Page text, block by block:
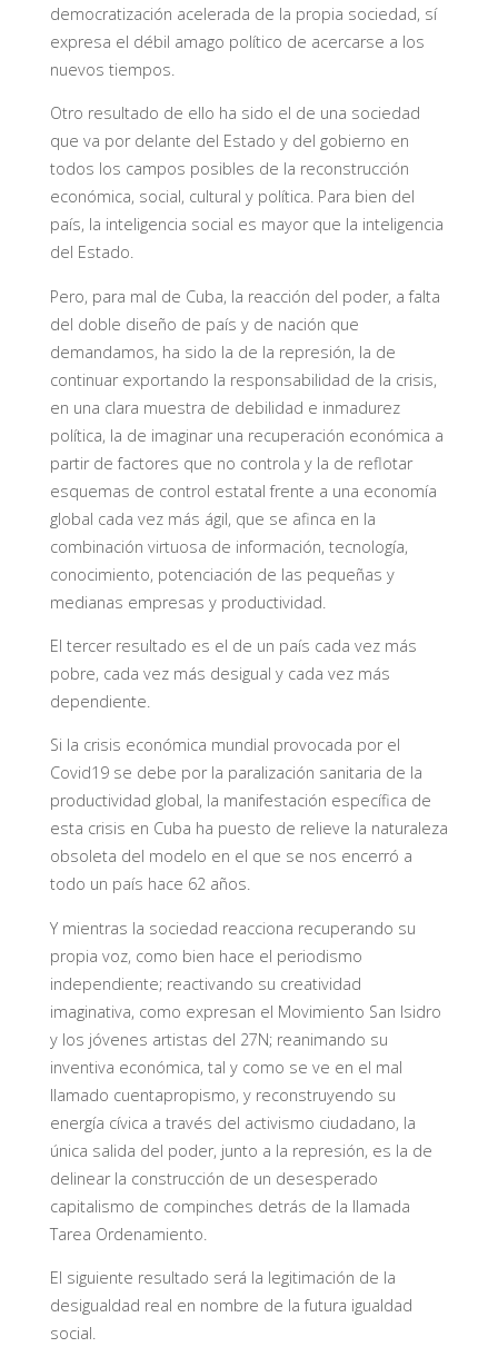
democratización acelerada de la propia sociedad, sí
expresa el débil amago político de acercarse a los
nuevos tiempos.
Otro resultado de ello ha sido el de una sociedad
que va por delante del Estado y del gobierno en
todos los campos posibles de la reconstrucción
económica, social, cultural y política. Para bien del
país, la inteligencia social es mayor que la inteligencia
del Estado.
Pero, para mal de Cuba, la reacción del poder, a falta
del doble diseño de país y de nación que
demandamos, ha sido la de la represión, la de
continuar exportando la responsabilidad de la crisis,
en una clara muestra de debilidad e inmadurez
política, la de imaginar una recuperación económica a
partir de factores que no controla y la de reflotar
esquemas de control estatal frente a una economía
global cada vez más ágil, que se afinca en la
combinación virtuosa de información, tecnología,
conocimiento, potenciación de las pequeñas y
medianas empresas y productividad.
El tercer resultado es el de un país cada vez más
pobre, cada vez más desigual y cada vez más
dependiente.
Si la crisis económica mundial provocada por el
Covid19 se debe por la paralización sanitaria de la
productividad global, la manifestación específica de
esta crisis en Cuba ha puesto de relieve la naturaleza
obsoleta del modelo en el que se nos encerró a
todo un país hace 62 años.
Y mientras la sociedad reacciona recuperando su
propia voz, como bien hace el periodismo
independiente; reactivando su creatividad
imaginativa, como expresan el Movimiento San Isidro
y los jóvenes artistas del 27N; reanimando su
inventiva económica, tal y como se ve en el mal
llamado cuentapropismo, y reconstruyendo su
energía cívica a través del activismo ciudadano, la
única salida del poder, junto a la represión, es la de
delinear la construcción de un desesperado
capitalismo de compinches detrás de la llamada
Tarea Ordenamiento.
El siguiente resultado será la legitimación de la
desigualdad real en nombre de la futura igualdad
social.